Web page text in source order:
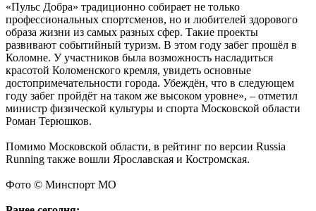
«Пульс Добра» традиционно собирает не только
профессиональных спортсменов, но и любителей здорового
образа жизни из самых разных сфер. Такие проекты
развивают событийный туризм. В этом году забег прошёл в
Коломне. У участников была возможность насладиться
красотой Коломенского кремля, увидеть основные
достопримечательности города. Убеждён, что в следующем
году забег пройдёт на таком же высоком уровне», – отметил
министр физической культуры и спорта Московской области
Роман Терюшков.
Помимо Московской области, в рейтинг по версии Russia
Running также вошли Ярославская и Костромская.
Фото © Минспорт МО